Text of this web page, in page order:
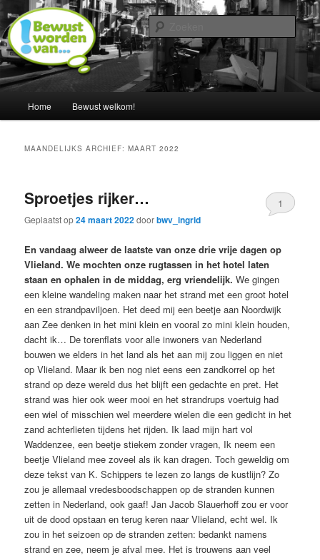
naar
de
primaire
inhoud
naar
de
secundaire
inhoudNederland bewust maken van…
Een blog door Ingrid Albers
Home Bewust welkom!
MAANDELIJKS ARCHIEF:MAART 2022
Sproetjes rijker…
Geplaatst op24 maart 2022doorbwv_ingrid
1
En vandaag alweer de laatste van onze drie vrije dagen op
Vlieland. We mochten onze rugtassen in het hotel laten
staan en ophalen in de middag, erg vriendelijk. We gingen
een kleine wandeling maken naar het strand met een groot hotel
en een strandpaviljoen. Het deed mij een beetje aan Noordwijk
aan Zee denken in het mini klein en vooral zo mini klein houden,
dacht ik… De torenflats voor alle inwoners van Nederland
bouwen we elders in het land als het aan mij zou liggen en niet
op Vlieland. Maar ik ben nog niet eens een zandkorrel op het
strand op deze wereld dus het blijft een gedachte en pret. Het
strand was hier ook weer mooi en het strandrups voertuig had
een wiel of misschien wel meerdere wielen die een gedicht in het
zand achterlieten tijdens het rijden. Ik laad mijn hart vol
Waddenzee, een beetje stiekem zonder vragen, Ik neem een
beetje Vlieland mee zoveel als ik kan dragen. Toch geweldig om
deze tekst van K. Schippers te lezen zo langs de kustlijn? Zo
zou je allemaal vredesboodschappen op de stranden kunnen
zetten in Nederland, ook gaaf! Jan Jacob Slauerhoff zou er voor
uit de dood opstaan en terug keren naar Vlieland, echt wel. Ik
zou in het seizoen op de stranden zetten: bedankt namens
strand en zee, neem je afval mee. Het is trouwens aan veel